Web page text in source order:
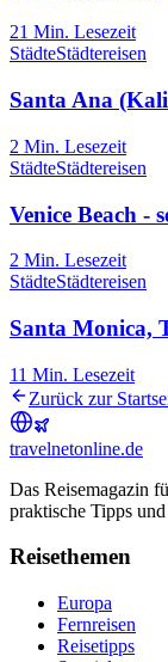
21 Min. Lesezeit
StädteStädtereisen
Santa Ana
2 Min. Lesezeit
StädteStädtereisen
Venice Beach -
2 Min. Lesezeit
StädteStädtereisen
Santa Monica,
11 Min. Lesezeit
Zurück zur
travelnetonline.de
Das Reisemagazin
praktische Tipps
Reisethemen
Europa
Fernreisen
Reisetipps